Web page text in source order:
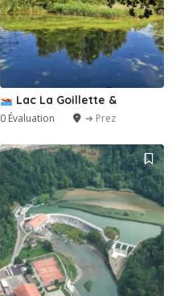
Lac La Goillette &
0 Évaluation ➔ Prez